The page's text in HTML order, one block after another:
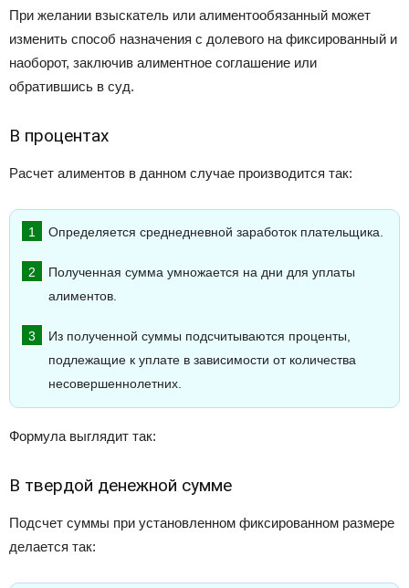
При желании взыскатель или алиментообязанный может
изменить способ назначения с долевого на фиксированный и
наоборот, заключив алиментное соглашение или
обратившись в суд.
В процентах
Расчет алиментов в данном случае производится так:
Определяется среднедневной заработок плательщика.
Полученная сумма умножается на дни для уплаты
алиментов.
Из полученной суммы подсчитываются проценты,
подлежащие к уплате в зависимости от количества
несовершеннолетних.
Формула выглядит так:
В твердой денежной сумме
Подсчет суммы при установленном фиксированном размере
делается так: